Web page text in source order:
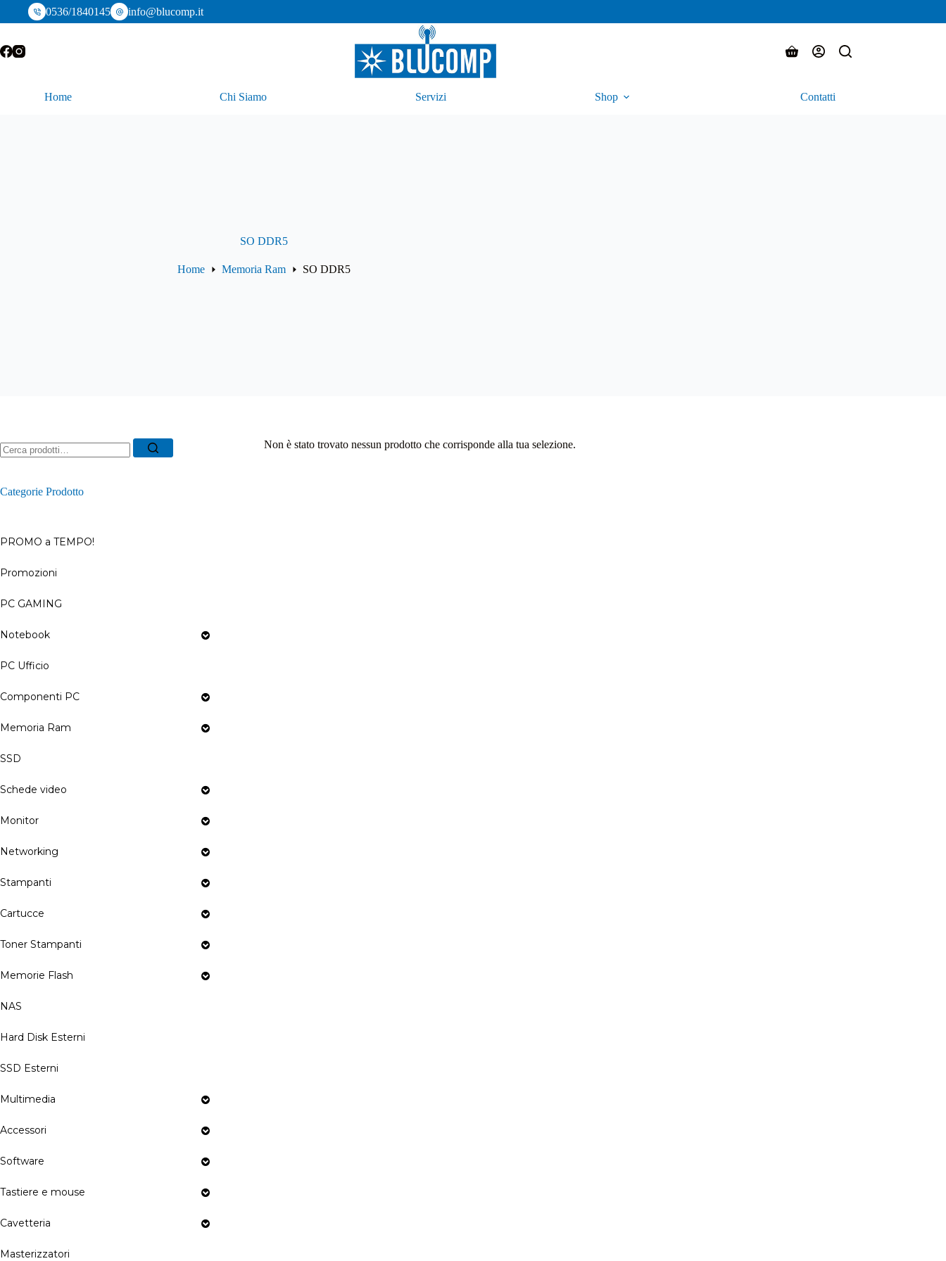
0536/1840145 info@blucomp.it
Carrello
Home Chi Siamo Servizi Shop Contatti
SO DDR5
Home Memoria Ram SO DDR5
Non è stato trovato nessun prodotto che corrisponde alla tua selezione.
Ricerca
per:
Categorie Prodotto
PROMO a TEMPO!
Promozioni
–
PC GAMING
Notebook
PC Ufficio
Componenti PC
Memoria Ram
SSD
Schede video
Monitor
Networking
Stampanti
Cartucce
Toner Stampanti
Memorie Flash
NAS
Hard Disk Esterni
SSD Esterni
Multimedia
Accessori
Software
Tastiere e mouse
Cavetteria
Masterizzatori